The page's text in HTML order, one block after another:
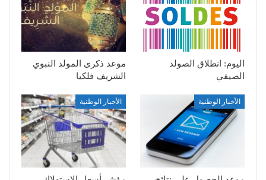
اليوم: انطلاق الصولد
الصيفي
موعد ذكرى المولد النبوي
الشريف فلكيا
الأخبار الوطنية الأخبار الوطنية